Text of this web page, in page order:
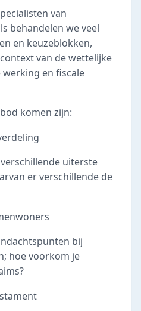
van
behandelen we veel
en keuzeblokken,
van de wettelijke
en fiscale
komen zijn:
uiterste
er verschillende de
bij
hoe voorkom je